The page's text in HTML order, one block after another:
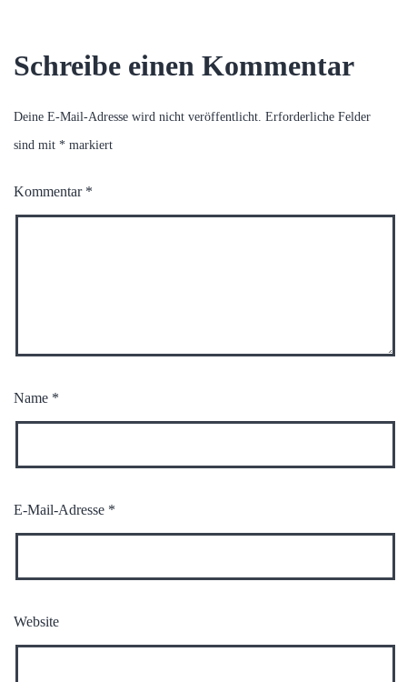
Schreibe einen Kommentar
Deine E-Mail-Adresse wird nicht veröffentlicht. Erforderliche Felder
sind mit * markiert
Kommentar *
Name *
E-Mail-Adresse *
Website